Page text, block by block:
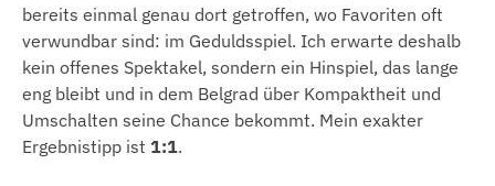
bereits einmal genau dort getroffen, wo Favoriten oft
verwundbar sind: im Geduldsspiel. Ich erwarte deshalb
kein offenes Spektakel, sondern ein Hinspiel, das lange
eng bleibt und in dem Belgrad über Kompaktheit und
Umschalten seine Chance bekommt. Mein exakter
Ergebnistipp ist 1:1.